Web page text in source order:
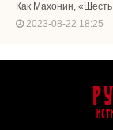
Как Махонин,
2023-08-22 18:25